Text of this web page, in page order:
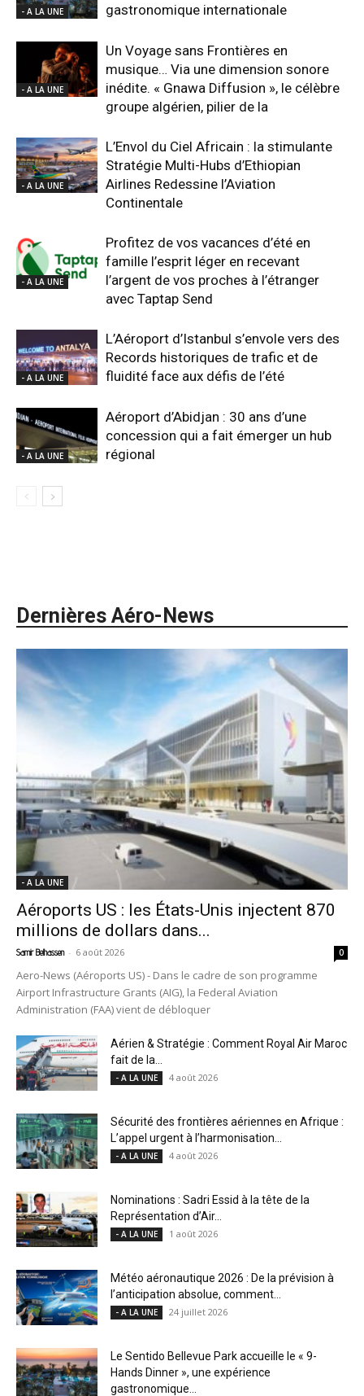
- A LA UNE
gastronomique internationale
- A LA UNE
Un Voyage sans Frontières en
musique… Via une dimension sonore
inédite. « Gnawa Diffusion », le célèbre
groupe algérien, pilier de la
- A LA UNE
L’Envol du Ciel Africain : la stimulante
Stratégie Multi-Hubs d’Ethiopian
Airlines Redessine l’Aviation
Continentale
- A LA UNE
Profitez de vos vacances d’été en
famille l’esprit léger en recevant
l’argent de vos proches à l’étranger
avec Taptap Send
- A LA UNE
L’Aéroport d’Istanbul s’envole vers des
Records historiques de trafic et de
fluidité face aux défis de l’été
- A LA UNE
Aéroport d’Abidjan : 30 ans d’une
concession qui a fait émerger un hub
régional
Dernières Aéro-News
- A LA UNE
Aéroports US : les États-Unis injectent 870
millions de dollars dans...
Samir Belhassen - 6 août 2026 0
Aero-News (Aéroports US) - Dans le cadre de son programme
Airport Infrastructure Grants (AIG), la Federal Aviation
Administration (FAA) vient de débloquer
Aérien & Stratégie : Comment Royal Air Maroc
fait de la...
- A LA UNE 4 août 2026
Sécurité des frontières aériennes en Afrique :
L’appel urgent à l’harmonisation...
- A LA UNE 4 août 2026
Nominations : Sadri Essid à la tête de la
Représentation d’Air...
- A LA UNE 1 août 2026
Météo aéronautique 2026 : De la prévision à
l’anticipation absolue, comment...
- A LA UNE 24 juillet 2026
Le Sentido Bellevue Park accueille le « 9-
Hands Dinner », une expérience
gastronomique...